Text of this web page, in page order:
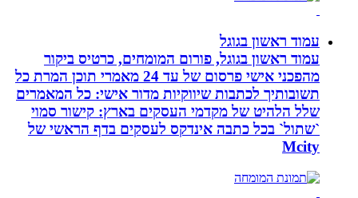
עמוד ראשון בגוגל
עמוד ראשון בגוגל, פורום המומחים, כרטיס ביקור
מהפכני אישי פרסום של עד 24 מאמרי תוכן המרת כל
תשובותיך לכתבות שיווקיות מדור אישי: כל המאמרים
שלל הלהיט של מקדמי העסקים בארץ: קישור סמוי
`שתול` בכל כתבה אינדקס לעסקים בדף הראשי של
Mcity